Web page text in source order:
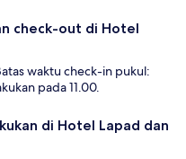
check-out di Hotel
waktu check-in pukul:
pada 11.00.
di Hotel Lapad dan